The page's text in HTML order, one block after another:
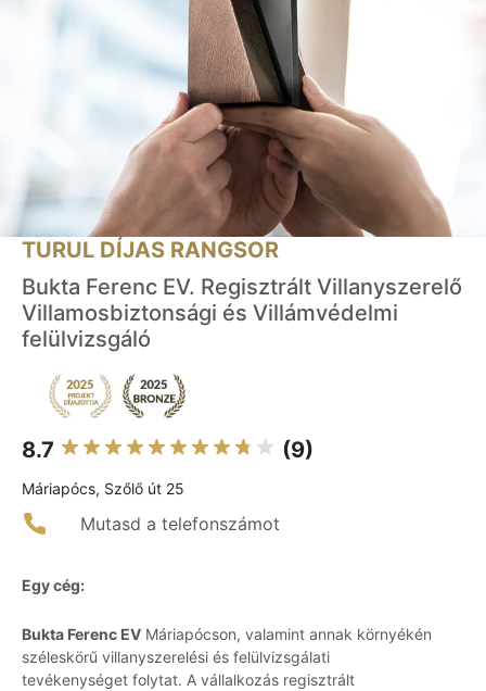
TURUL DÍJAS RANGSOR
Bukta Ferenc EV. Regisztrált Villanyszerelő
Villamosbiztonsági és Villámvédelmi
felülvizsgáló
8.7 (9)
Máriapócs, Szőlő út 25
Mutasd a telefonszámot
Egy cég:
Bukta Ferenc EV Máriapócson, valamint annak környékén
széleskörű villanyszerelési és felülvizsgálati
tevékenységet folytat. A vállalkozás regisztrált